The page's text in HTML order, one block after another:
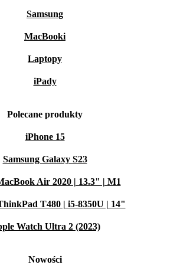
Samsung
MacBooki
Laptopy
iPady
Polecane produkty
iPhone 15
Samsung Galaxy S23
Air 2020 | 13.3" | M1
T480 | i5-8350U | 14"
Watch Ultra 2 (2023)
Nowości